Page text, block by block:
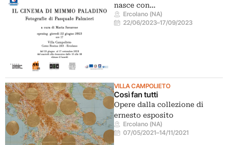
nasce con…
Ercolano (NA)
22/06/2023–17/09/2023
VILLA CAMPOLIETO
Così fan tutti
Opere dalla collezione di
ernesto esposito
Ercolano (NA)
07/05/2021–14/11/2021